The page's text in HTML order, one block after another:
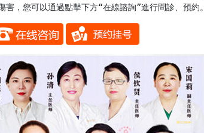
，您可以通過點擊下方“在線諮詢”進行問診、預約。